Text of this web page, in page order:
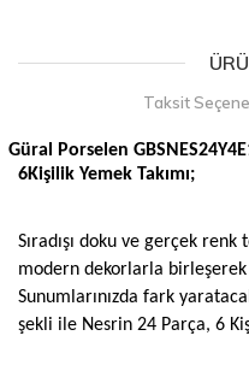
Taksit
Güral Porselen
6Kişilik Yemek Takımı;
Sıradışı doku ve gerçek renk
modern dekorlarla
Sunumlarınızda fark
şekli ile Nesrin 24 Parça, 6